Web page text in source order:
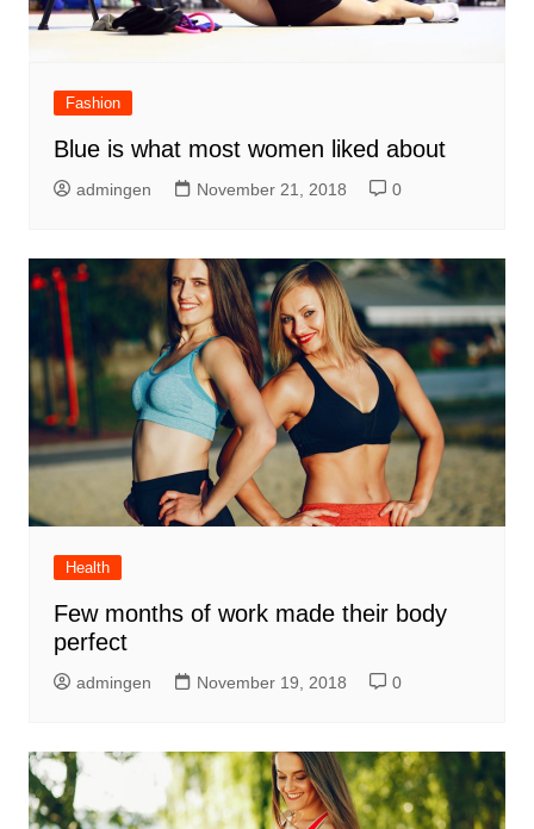
Fashion
Blue is what most women liked about
admingen November 21, 2018 0
Health
Few months of work made their body
perfect
admingen November 19, 2018 0